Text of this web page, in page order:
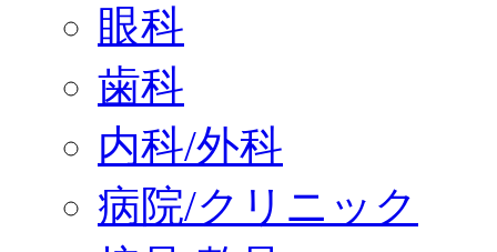
眼科
歯科
内科/外科
病院/クリニック